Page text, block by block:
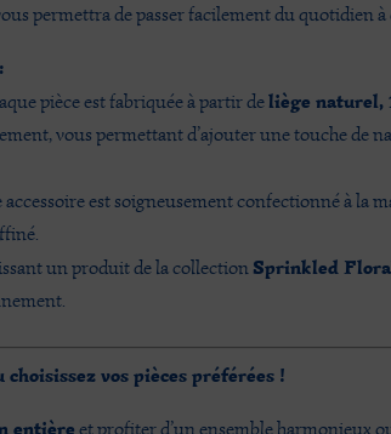
permettra de passer facilement du quotidien
pièce est fabriquée à partir deliège naturel,
vous permettant d’ajouter une touche
accessoire est soigneusement confectionné à la
un produit de la collectionSprinkled
vos pièces préférées !
entière et profiter d’un ensemble harmonieux